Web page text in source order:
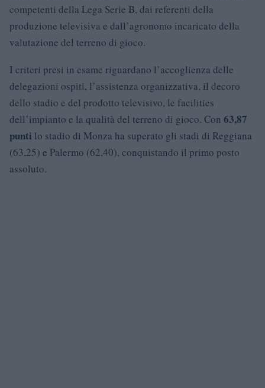
competenti della Lega Serie B, dai referenti della
produzione televisiva e dall’agronomo incaricato della
valutazione del terreno di gioco.
I criteri presi in esame riguardano l’accoglienza delle
delegazioni ospiti, l’assistenza organizzativa, il decoro
dello stadio e del prodotto televisivo, le facilities
dell’impianto e la qualità del terreno di gioco. Con 63,87
punti lo stadio di Monza ha superato gli stadi di Reggiana
(63,25) e Palermo (62,40), conquistando il primo posto
assoluto.